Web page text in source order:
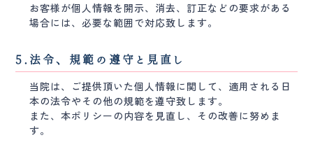
お客様が個人情報を開示、消去、訂正などの要求がある
場合には、必要な範囲で対応致します。
5.法令、規範の遵守と見直し
当院は、ご提供頂いた個人情報に関して、適用される日
本の法令やその他の規範を遵守致します。
また、本ポリシーの内容を見直し、その改善に努めま
す。